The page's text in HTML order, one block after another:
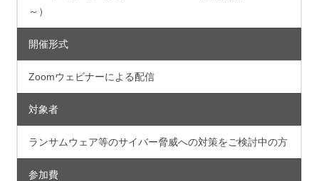
～）
開催形式
Zoomウェビナーによる配信
対象者
ランサムウェア等のサイバー脅威への対策をご検討中の方
参加費